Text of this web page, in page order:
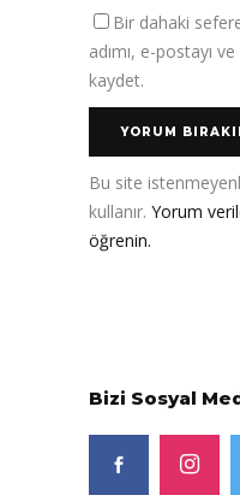
Bir dahaki
adımı, e-postayı
kaydet.
Bu site
kullanır. Yorum
öğrenin.
Bizi Sosyal